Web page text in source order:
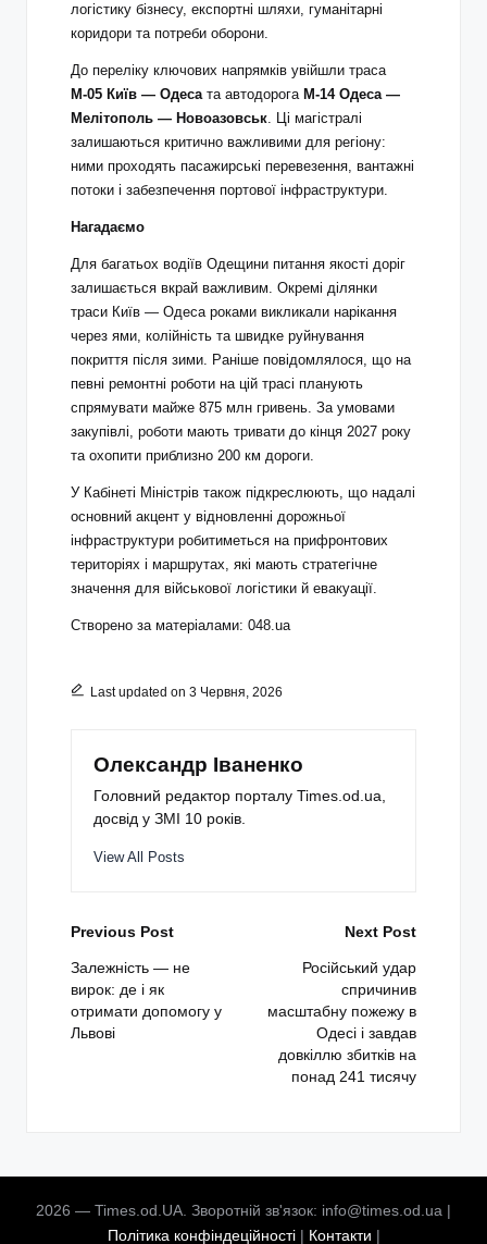
логістику бізнесу, експортні шляхи, гуманітарні
коридори та потреби оборони.
До переліку ключових напрямків увійшли траса
М-05 Київ — Одесата автодорога М-14 Одеса —
Мелітополь — Новоазовськ. Ці магістралі
залишаються критично важливими для регіону:
ними проходять пасажирські перевезення, вантажні
потоки і забезпечення портової інфраструктури.
Нагадаємо
Для багатьох водіїв Одещини питання якості доріг
залишається вкрай важливим. Окремі ділянки
траси Київ — Одеса роками викликали нарікання
через ями, колійність та швидке руйнування
покриття після зими. Раніше повідомлялося, що на
певні ремонтні роботи на цій трасі планують
спрямувати майже 875 млн гривень. За умовами
закупівлі, роботи мають тривати до кінця 2027 року
та охопити приблизно 200 км дороги.
У Кабінеті Міністрів також підкреслюють, що надалі
основний акцент у відновленні дорожньої
інфраструктури робитиметься на прифронтових
територіях і маршрутах, які мають стратегічне
значення для військової логістики й евакуації.
Створено за матеріалами: 048.ua
Last updated on 3 Червня, 2026
Олександр Іваненко
Головний редактор порталу Times.od.ua,
досвід у ЗМІ 10 років.
View All Posts
Post
navigation
Previous Post
Залежність — не
вирок: де і як
отримати допомогу у
Львові
Next Post
Російський удар
спричинив
масштабну пожежу в
Одесі і завдав
довкіллю збитків на
понад 241 тисячу
2026 — Times.od.UA. Зворотній зв'язок: info@times.od.ua |
Політика конфіндеційності| Контакти